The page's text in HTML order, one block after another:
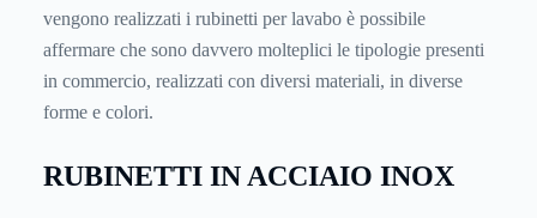
vengono realizzati i rubinetti per lavabo è possibile
affermare che sono davvero molteplici le tipologie presenti
in commercio, realizzati con diversi materiali, in diverse
forme e colori.
RUBINETTI IN ACCIAIO INOX